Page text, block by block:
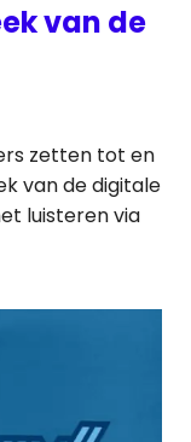
van de
zetten tot en
van de digitale
luisteren via